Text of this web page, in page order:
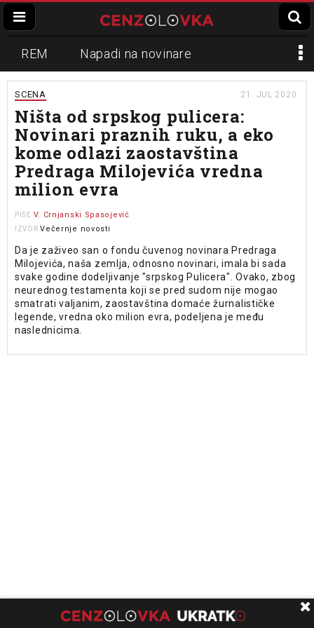
REM Napadi na novinare
Zvučni top
Propaganda Lokalni mediji
Informer Slavko Ćuruvija
SCENA 21. JUL 2020.
Ništa od srpskog pulicera:
Novinari praznih ruku, a eko
kome odlazi zaostavština
Predraga Milojevića vredna
milion evra
PIŠE V. Crnjanski Spasojević
IZVOR Večernje novosti
Da je zaživeo san o fondu čuvenog novinara Predraga
Milojevića, naša zemlja, odnosno novinari, imala bi sada
svake godine dodeljivanje "srpskog Pulicera". Ovako, zbog
neurednog testamenta koji se pred sudom nije mogao
smatrati valjanim, zaostavština domaće žurnalističke
legende, vredna oko milion evra, podeljena je među
naslednicima.